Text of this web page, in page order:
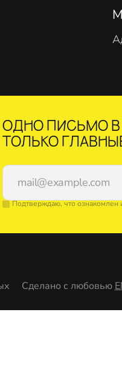
ОДНО ПИСЬМО
ТОЛЬКО
Подтверждаю, что
Сделано с любовью